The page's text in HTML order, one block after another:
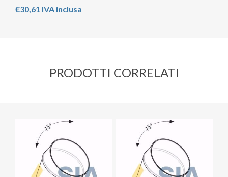
€30,61 IVA inclusa
PRODOTTI CORRELATI